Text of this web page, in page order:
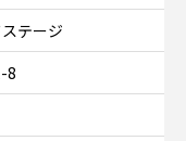
テージ
8